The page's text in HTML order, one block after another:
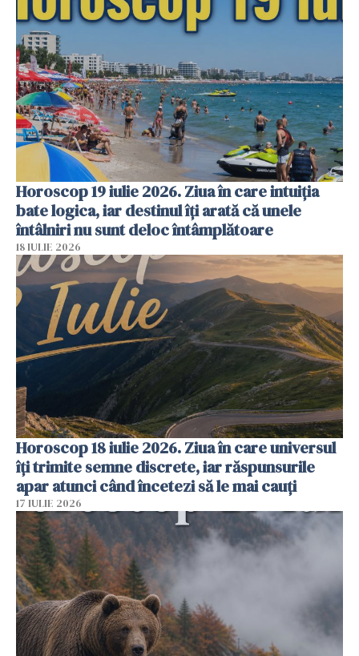
Horoscop 19 iulie 2026. Ziua în care intuiția
bate logica, iar destinul îți arată că unele
întâlniri nu sunt deloc întâmplătoare
18 IULIE 2026
Horoscop 18 iulie 2026. Ziua în care universul
îți trimite semne discrete, iar răspunsurile
apar atunci când încetezi să le mai cauți
17 IULIE 2026